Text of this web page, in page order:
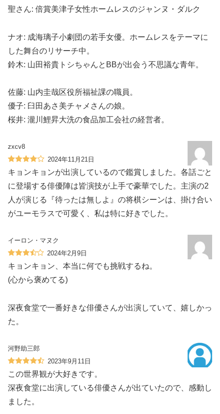
聖さん: 倍賞美津子女性ホームレスのジャンヌ・ダルク
ナオ: 成海璃子小劇団の若手女優。ホームレスをテーマに
した舞台のリサーチ中。
鈴木: 山田裕貴トシちゃんとBBが出会う不思議な青年。
佐藤: 山内圭哉区役所福祉課の職員。
優子: 臼田あさ美チャメさんの娘。
桜井: 瀧川鯉昇大洗の食品加工会社の経営者。
zxcv8
2024年11月21日
キョンキョンが出演しているので鑑賞しました。各話ごと
に登場する俳優陣は皆演技が上手で豪華でした。主演の2
人が演じる『待ったは無しよ』の将棋シーンは、掛け合い
がユーモラスで可愛く、私は特に好きでした。
イーロン・マヌク
2024年2月9日
キョンキョン、本当に何でも挑戦するね。
(心から褒めてる)
深夜食堂で一番好きな俳優さんが出演していて、嬉しかっ
た。
河野助三郎
2023年9月11日
この世界観が大好きです。
深夜食堂に出演している俳優さんが出ていたので、感動し
ました。